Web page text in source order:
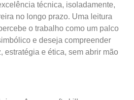
técnica, isoladamente,
no longo prazo. Uma leitura
o trabalho como um palco
e deseja compreender
estratégia e ética, sem abrir mão